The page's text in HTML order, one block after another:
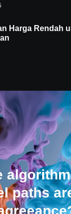
Harga Rendah
paths